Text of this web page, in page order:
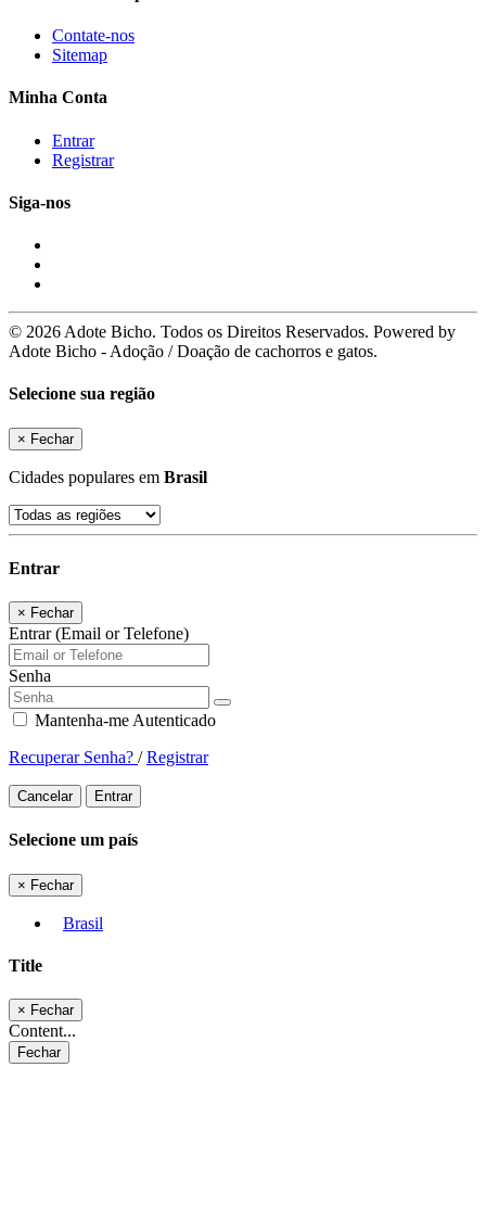
Contate-nos
Sitemap
Minha Conta
Entrar
Registrar
Siga-nos
© 2026 Adote Bicho. Todos os Direitos Reservados. Powered by
Adote Bicho - Adoção / Doação de cachorros e gatos.
Selecione sua região
× Fechar
Cidades populares em Brasil
Entrar
× Fechar
Entrar (Email or Telefone)
Senha
Mantenha-me Autenticado
Recuperar Senha? /Registrar
Cancelar Entrar
Selecione um país
× Fechar
Brasil
Title
× Fechar
Content...
Fechar